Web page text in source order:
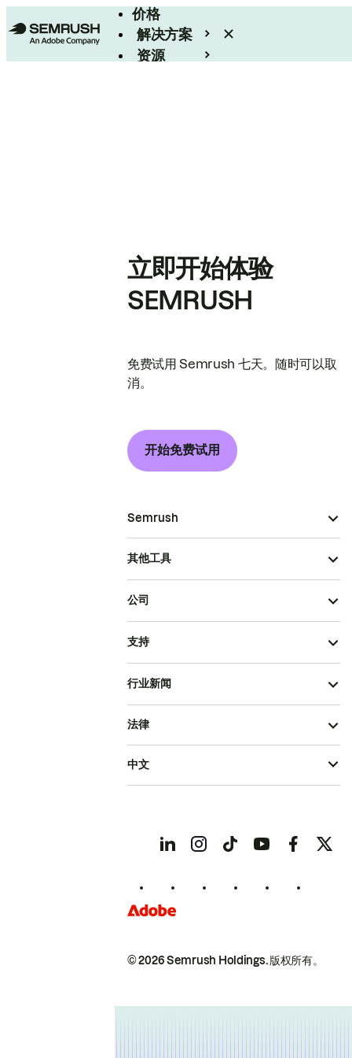
价格
解决方案
资源
立即开始体验
SEMRUSH
免费试用 Semrush 七天。随时可以取
消。
开始免费试用
Semrush
其他工具
公司
支持
行业新闻
© 2026 Semrush Holdings.版权所有。
法律
中文